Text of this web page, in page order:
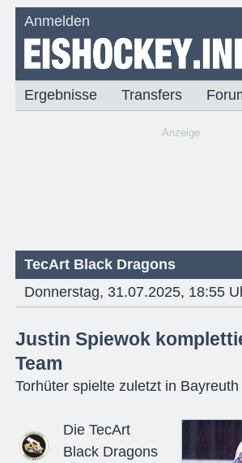
Anmelden
Ergebnisse Transfers
Anzeige
TecArt Black Dragons
Donnerstag, 31.07.2025, 18:55
Justin Spiewok
Team
Torhüter spielte zuletzt in Bayreuth
Die TecArt
Black Dragons